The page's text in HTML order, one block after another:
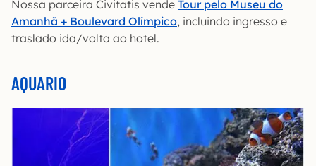
Nossa parceira Civitatis vende Tour pelo Museu do
Amanhã + Boulevard Olímpico, incluindo ingresso e
traslado ida/volta ao hotel.
AQUARIO